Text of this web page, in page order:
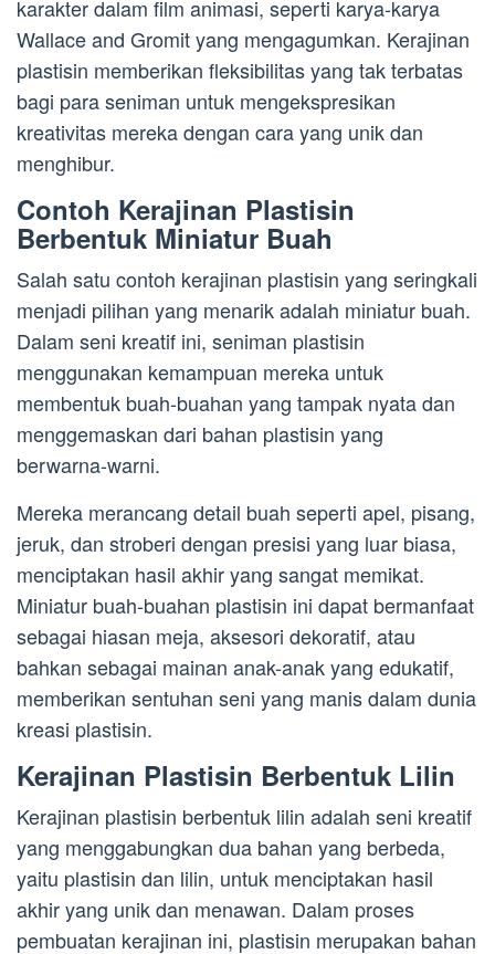
karakter dalam film animasi, seperti karya-karya
Wallace and Gromit yang mengagumkan. Kerajinan
plastisin memberikan fleksibilitas yang tak terbatas
bagi para seniman untuk mengekspresikan
kreativitas mereka dengan cara yang unik dan
menghibur.
Contoh Kerajinan Plastisin
Berbentuk Miniatur Buah
Salah satu contoh kerajinan plastisin yang seringkali
menjadi pilihan yang menarik adalah miniatur buah.
Dalam seni kreatif ini, seniman plastisin
menggunakan kemampuan mereka untuk
membentuk buah-buahan yang tampak nyata dan
menggemaskan dari bahan plastisin yang
berwarna-warni.
Mereka merancang detail buah seperti apel, pisang,
jeruk, dan stroberi dengan presisi yang luar biasa,
menciptakan hasil akhir yang sangat memikat.
Miniatur buah-buahan plastisin ini dapat bermanfaat
sebagai hiasan meja, aksesori dekoratif, atau
bahkan sebagai mainan anak-anak yang edukatif,
memberikan sentuhan seni yang manis dalam dunia
kreasi plastisin.
Kerajinan Plastisin Berbentuk Lilin
Kerajinan plastisin berbentuk lilin adalah seni kreatif
yang menggabungkan dua bahan yang berbeda,
yaitu plastisin dan lilin, untuk menciptakan hasil
akhir yang unik dan menawan. Dalam proses
pembuatan kerajinan ini, plastisin merupakan bahan